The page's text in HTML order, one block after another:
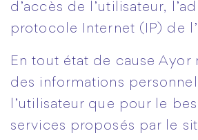
d’accès de l’utilisateur,
protocole Internet (IP) de
En tout état de cause Ayor
des informations
l’utilisateur que pour le
services proposés par le